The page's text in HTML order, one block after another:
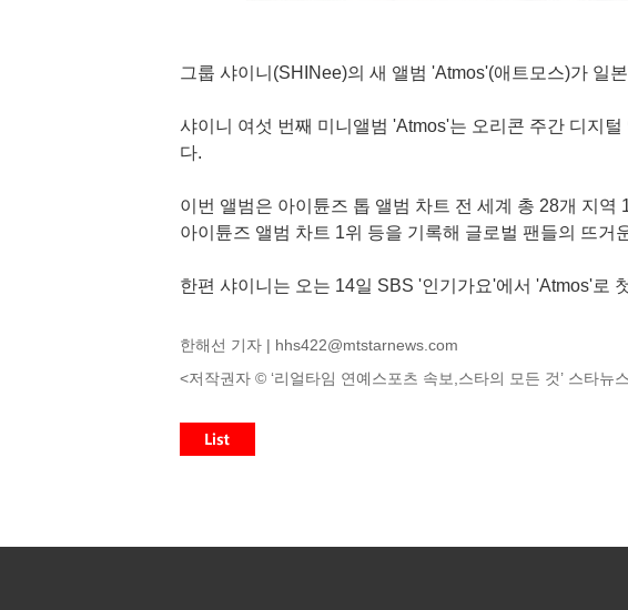
그룹 샤이니(SHINee)의 새 앨범 'Atmos'(애트모스)가 일
샤이니 여섯 번째 미니앨범 'Atmos'는 오리콘 주간 디지
다.
이번 앨범은 아이튠즈 톱 앨범 차트 전 세계 총 28개 지역
아이튠즈 앨범 차트 1위 등을 기록해 글로벌 팬들의 뜨거
한편 샤이니는 오는 14일 SBS '인기가요'에서 'Atmos'로
한해선 기자 | hhs422@mtstarnews.com
<저작권자 © ‘리얼타임 연예스포츠 속보,스타의 모든 것’ 스타뉴